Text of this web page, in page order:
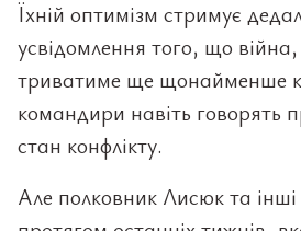
Їхній оптимізм стримує
усвідомлення того, що
триватиме ще щонайменше
командири навіть говорять
стан конфлікту.
Але полковник Лисюк та інші